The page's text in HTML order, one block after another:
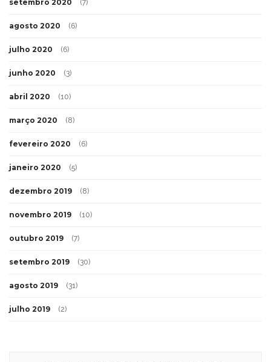
setembro 2020 (7)
agosto 2020 (6)
julho 2020 (6)
junho 2020 (3)
abril 2020 (10)
março 2020 (8)
fevereiro 2020 (6)
janeiro 2020 (5)
dezembro 2019 (8)
novembro 2019 (10)
outubro 2019 (7)
setembro 2019 (30)
agosto 2019 (31)
julho 2019 (2)